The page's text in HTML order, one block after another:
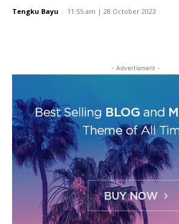
Tengku Bayu - 11:55 am | 28 October 2023
- Advertisment -